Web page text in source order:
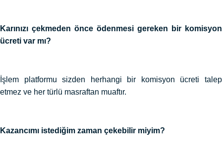
Karınızı çekmeden önce ödenmesi gereken bir komisyon
ücreti var mı?
İşlem platformu sizden herhangi bir komisyon ücreti talep
etmez ve her türlü masraftan muaftır.
Kazancımı istediğim zaman çekebilir miyim?